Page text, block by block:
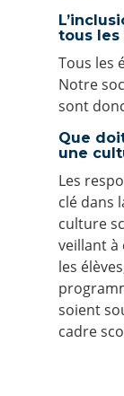
tous les
Tous les
Notre
sont
Que
une
Les
clé dans
culture
veillant à
les
soient
cadre